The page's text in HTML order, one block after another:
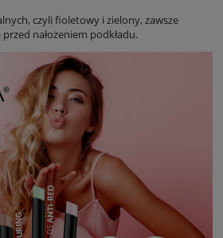
czyli fioletowy i zielony, zawsze
nałożeniem podkładu.